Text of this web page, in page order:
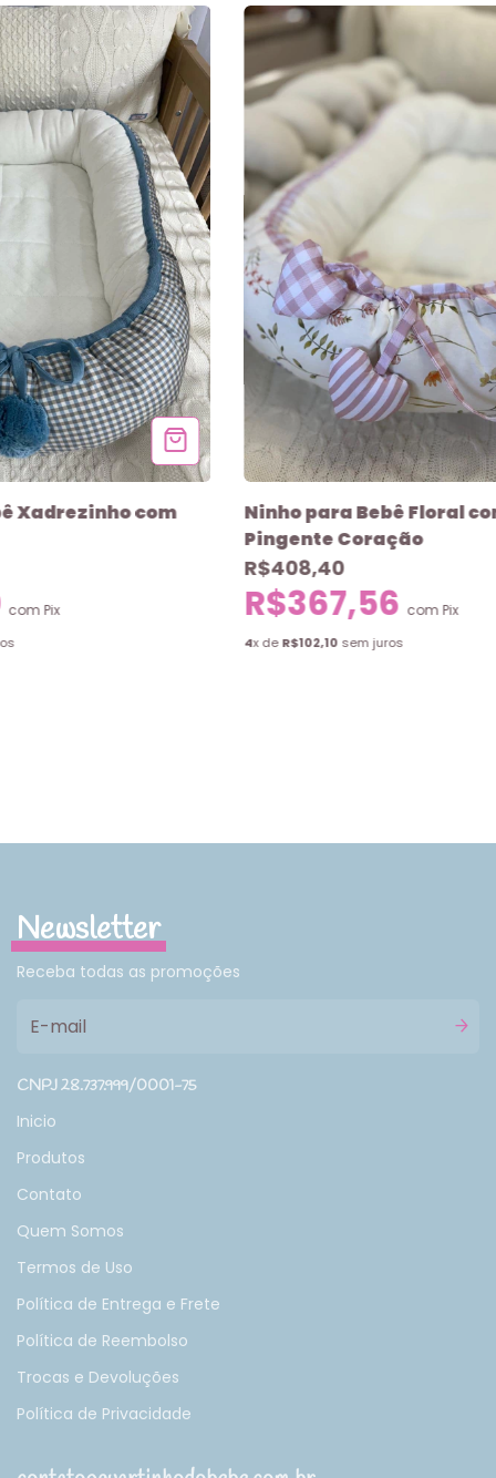
Xadrezinho com
com Pix
Ninho para Bebê Floral
Pingente Coração
R$408,40
R$367,56 com Pix
4x deR$102,10 sem juros
Newsletter
Receba todas as promoções
CNPJ 28.737.999/0001-75
Inicio
Produtos
Contato
Quem Somos
Termos de Uso
Política de Entrega e Frete
Política de Reembolso
Trocas e Devoluções
Política de Privacidade